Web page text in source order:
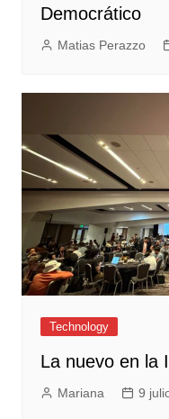
Democrático
Matias Perazzo
Technology
La nuevo en la
Mariana 9